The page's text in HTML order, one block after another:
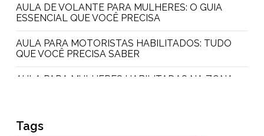
AULA DE VOLANTE PARA MULHERES: O GUIA
ESSENCIAL QUE VOCÊ PRECISA
AULA PARA MOTORISTAS HABILITADOS: TUDO
QUE VOCÊ PRECISA SABER
AULA PARA MULHERES HABILITADAS NA ZONA
COMO SE EMPODERAR
Tags